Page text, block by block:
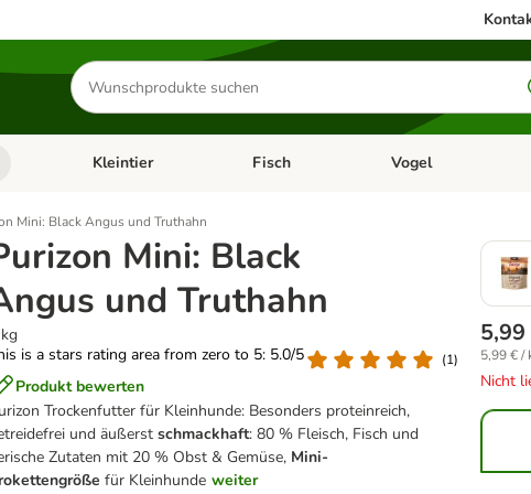
Produkte
suchen
& Zubehör
Kategorie-Menü öffnen: Hundefutter & Zubehör
Kleintier Kategorie-Menü öffnen: Kleintier
Fisch Kategorie-Menü
Vogel
Mini: Black Angus und Truthahn
Mini: Black
und Truthahn
is a stars rating area from zero to 5: 5.0/5
(1)
Produkt bewerten
Trockenfutter für Kleinhunde: Besonders proteinreich,
und äußerstschmackhaft: 80 % Fleisch, Fisch und
Zutaten mit 20 % Obst & Gemüse, Mini-
für Kleinhunde weiter
5,99
5,99 € /
Nicht